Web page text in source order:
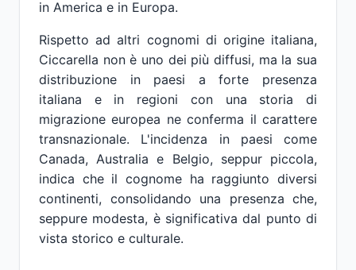
in America e in Europa.
Rispetto ad altri cognomi di origine italiana,
Ciccarella non è uno dei più diffusi, ma la sua
distribuzione in paesi a forte presenza
italiana e in regioni con una storia di
migrazione europea ne conferma il carattere
transnazionale. L'incidenza in paesi come
Canada, Australia e Belgio, seppur piccola,
indica che il cognome ha raggiunto diversi
continenti, consolidando una presenza che,
seppure modesta, è significativa dal punto di
vista storico e culturale.